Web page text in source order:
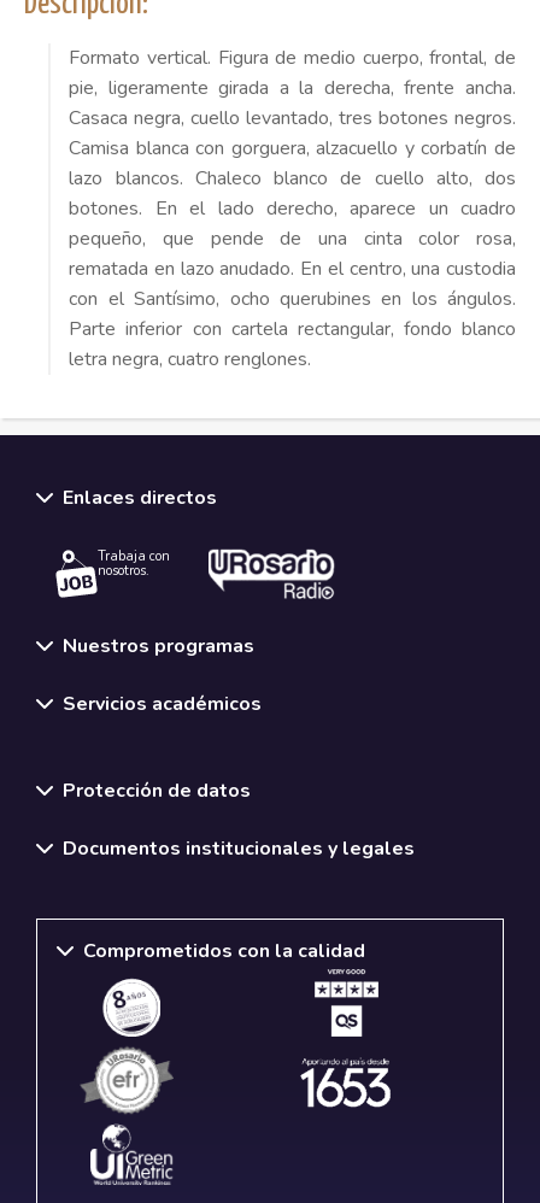
Formato vertical. Figura de medio cuerpo, frontal, de
pie, ligeramente girada a la derecha, frente ancha.
Casaca negra, cuello levantado, tres botones negros.
Camisa blanca con gorguera, alzacuello y corbatín de
lazo blancos. Chaleco blanco de cuello alto, dos
botones. En el lado derecho, aparece un cuadro
pequeño, que pende de una cinta color rosa,
rematada en lazo anudado. En el centro, una custodia
con el Santísimo, ocho querubines en los ángulos.
Parte inferior con cartela rectangular, fondo blanco
letra negra, cuatro renglones.
Enlaces directos
Trabaja con
nosotros.
Nuestros programas
Servicios académicos
Protección de datos
Documentos institucionales y legales
Comprometidos con la calidad